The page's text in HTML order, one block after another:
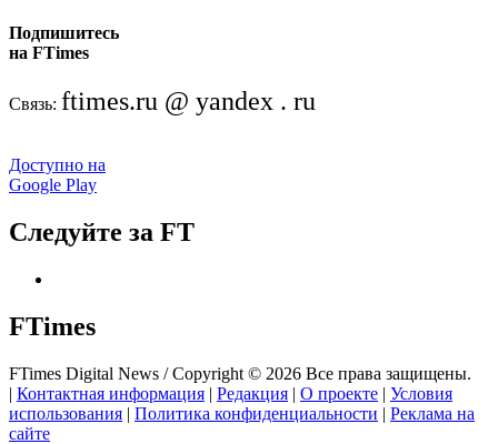
Подпишитесь
на FTimes
Связь: ftimes.ru @ yandex . ru
Доступно на
Google Play
Следуйте за FT
FTimes
FTimes Digital News / Copyright © 2026 Все права защищены.
| Контактная информация | Редакция | О проекте | Условия
использования | Политика конфиденциальности | Реклама на
сайте